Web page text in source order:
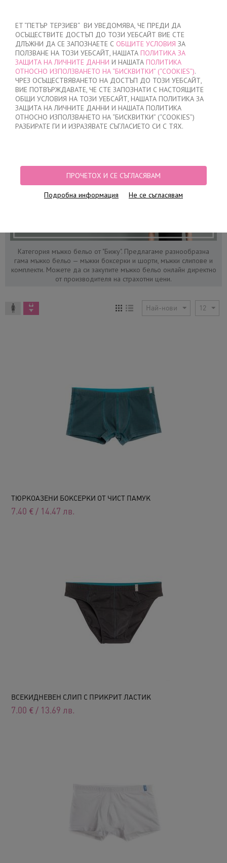
ET “ПЕТЪР ТЕРЗИЕВ“ ВИ УВЕДОМЯВА, ЧЕ ПРЕДИ ДА
ОСЪЩЕСТВИТЕ ДОСТЪП ДО ТОЗИ УЕБСАЙТ ВИЕ СТЕ
ДЛЪЖНИ ДА СЕ ЗАПОЗНАЕТЕ С ОБЩИТЕ УСЛОВИЯ ЗА
ПОЛЗВАНЕ НА ТОЗИ УЕБСАЙТ, НАШАТА ПОЛИТИКА ЗА
ЗАЩИТА НА ЛИЧНИТЕ ДАННИ И НАШАТА ПОЛИТИКА
ОТНОСНО ИЗПОЛЗВАНЕТО НА “БИСКВИТКИ” (“COOKIES”).
ЧРЕЗ ОСЪЩЕСТВЯВАНЕТО НА ДОСТЪП ДО ТОЗИ УЕБСАЙТ,
ВИЕ ПОТВЪРЖДАВАТЕ, ЧЕ СТЕ ЗАПОЗНАТИ С НАСТОЯЩИТЕ
ОБЩИ УСЛОВИЯ НА ТОЗИ УЕБСАЙТ, НАШАТА ПОЛИТИКА ЗА
ЗАЩИТА НА ЛИЧНИТЕ ДАННИ И НАШАТА ПОЛИТИКА
ОТНОСНО ИЗПОЛЗВАНЕТО НА “БИСКВИТКИ” (“COOKIES”)
РАЗБИРАТЕ ГИ И ИЗРАЗЯВАТЕ СЪГЛАСИЕТО СИ С ТЯХ.
ПРОЧЕТОХ И СЕ СЪГЛАСЯВАМ
Подробна информация Не се съгласявам
МОЯТА ПОРЪЧКА
няма добавени продукти
НАЧАЛО / МЪЖКО
МЪЖКО
Категория мъжко бельо от "Бижу". Предлагаме разнообразна
гама мъжко бельо — мъжки боксерки и шорти, мъжки слипове и
комплекти. Можете да си закупите мъжко бельо онлайн директно
от производителя на страхотни цени.
Най-нови 12
ТЮРКОАЗЕНИ БОКСЕРКИ ОТ ЧИСТ ПАМУК
7.40 € / 14.47 лв.
ВСЕКИДНЕВЕН СЛИП С ПРИКРИТ ЛАСТИК
7.00 € / 13.69 лв.